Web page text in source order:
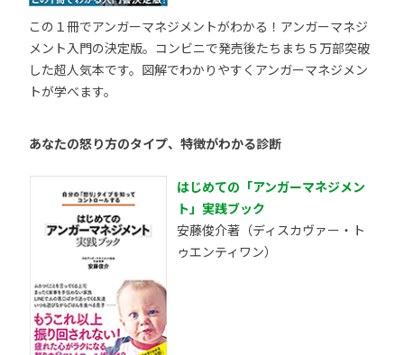
この１冊でアンガーマネジメントがわかる！アンガーマネジ
メント入門の決定版。コンビニで発売後たちまち５万部突破
した超人気本です。図解でわかりやすくアンガーマネジメン
トが学べます。
あなたの怒り方のタイプ、特徴がわかる診断
はじめての「アンガーマネジメン
ト」実践ブック
安藤俊介著（ディスカヴァー・ト
ゥエンティワン）